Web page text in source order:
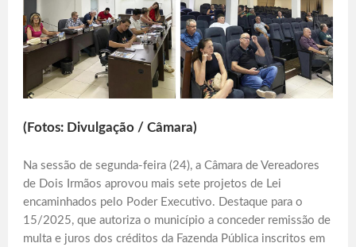
(Fotos: Divulgação / Câmara)
Na sessão de segunda-feira (24), a Câmara de Vereadores
de Dois Irmãos aprovou mais sete projetos de Lei
encaminhados pelo Poder Executivo. Destaque para o
15/2025, que autoriza o município a conceder remissão de
multa e juros dos créditos da Fazenda Pública inscritos em